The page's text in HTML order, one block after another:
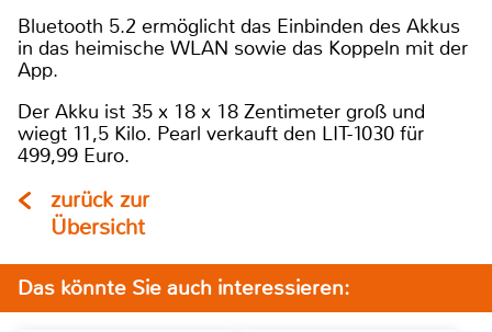
Bluetooth 5.2 ermöglicht das Einbinden des Akkus
in das heimische WLAN sowie das Koppeln mit der
App.
Der Akku ist 35 x 18 x 18 Zentimeter groß und
wiegt 11,5 Kilo. Pearl verkauft den LIT-1030 für
499,99 Euro.
zurück zur
Übersicht
Das könnte Sie auch interessieren: